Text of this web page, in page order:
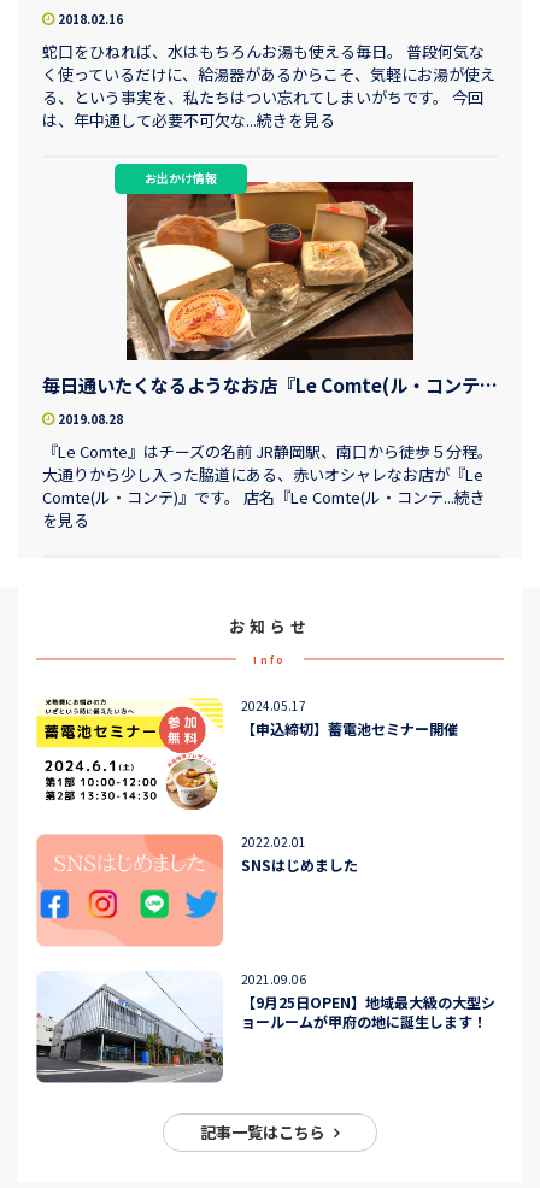
2018.02.16
蛇口をひねれば、水はもちろんお湯も使える毎日。 普段何気な
く使っているだけに、給湯器があるからこそ、気軽にお湯が使え
る、という事実を、私たちはつい忘れてしまいがちです。 今回
は、年中通して必要不可欠な...続きを見る
お出かけ情報
毎日通いたくなるようなお店『Le Comte(ル・コンテ)』
2019.08.28
『Le Comte』はチーズの名前 JR静岡駅、南口から徒歩５分程。
大通りから少し入った脇道にある、赤いオシャレなお店が『Le
Comte(ル・コンテ)』です。 店名『Le Comte(ル・コンテ...続き
を見る
お知らせ
Info
2024.05.17
【申込締切】蓄電池セミナー開催
2022.02.01
SNSはじめました
2021.09.06
【9月25日OPEN】地域最大級の大型シ
ョールームが甲府の地に誕生します！
記事一覧はこちら